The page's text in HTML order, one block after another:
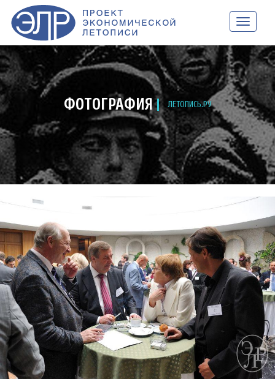
ФОТОГРАФИЯ ЛЕТОПИСЬ.РУ